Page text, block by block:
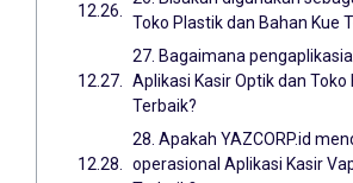
Toko Plastik dan Bahan Kue
27. Bagaimana
Aplikasi Kasir Optik dan Toko
Terbaik?
28. Apakah YAZCORP.id
operasional Aplikasi Kasir